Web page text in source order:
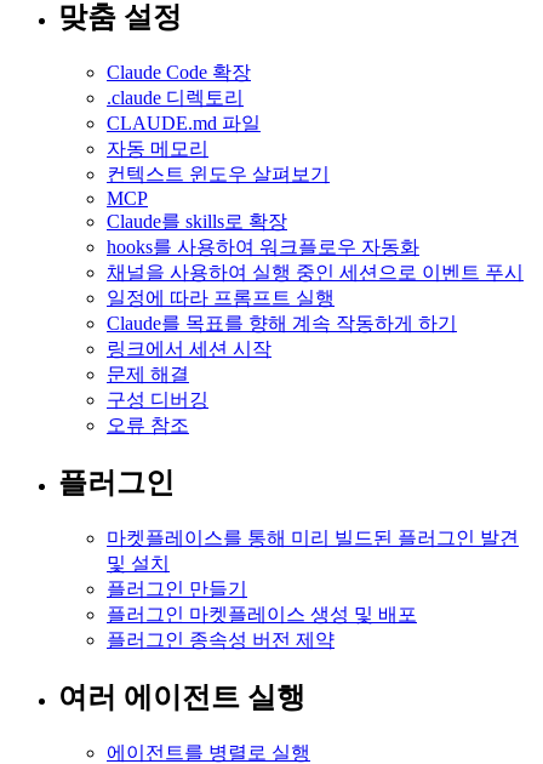
맞춤 설정
Claude Code 확장
.claude 디렉토리
CLAUDE.md 파일
자동 메모리
컨텍스트 윈도우 살펴보기
MCP
Claude를 skills로 확장
hooks를 사용하여 워크플로우 자동화
채널을 사용하여 실행 중인 세션으로 이벤트 푸시
일정에 따라 프롬프트 실행
Claude를 목표를 향해 계속 작동하게 하기
링크에서 세션 시작
문제 해결
구성 디버깅
오류 참조
플러그인
마켓플레이스를 통해 미리 빌드된 플러그인 발견
및 설치
플러그인 만들기
플러그인 마켓플레이스 생성 및 배포
플러그인 종속성 버전 제약
여러 에이전트 실행
에이전트를 병렬로 실행